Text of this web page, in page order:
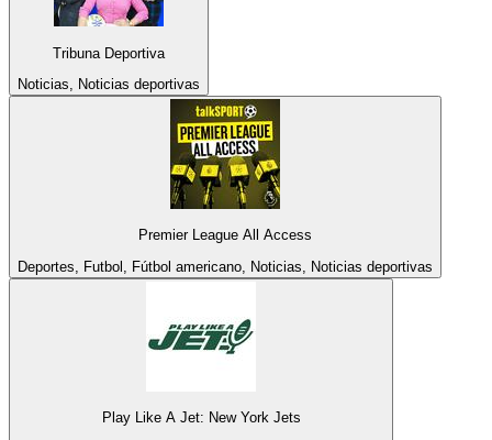
Tribuna Deportiva
Noticias, Noticias deportivas
Premier League All Access
Deportes, Futbol, Fútbol americano, Noticias, Noticias deportivas
Play Like A Jet: New York Jets